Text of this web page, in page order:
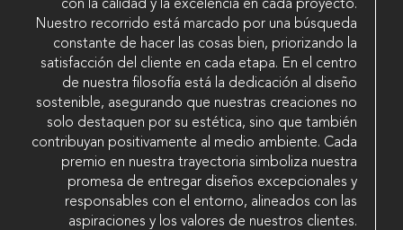
con la calidad y la excelencia en cada proyecto.
Nuestro recorrido está marcado por una búsqueda
constante de hacer las cosas bien, priorizando la
satisfacción del cliente en cada etapa. En el centro
de nuestra filosofía está la dedicación al diseño
sostenible, asegurando que nuestras creaciones no
solo destaquen por su estética, sino que también
contribuyan positivamente al medio ambiente. Cada
premio en nuestra trayectoria simboliza nuestra
promesa de entregar diseños excepcionales y
responsables con el entorno, alineados con las
aspiraciones y los valores de nuestros clientes.